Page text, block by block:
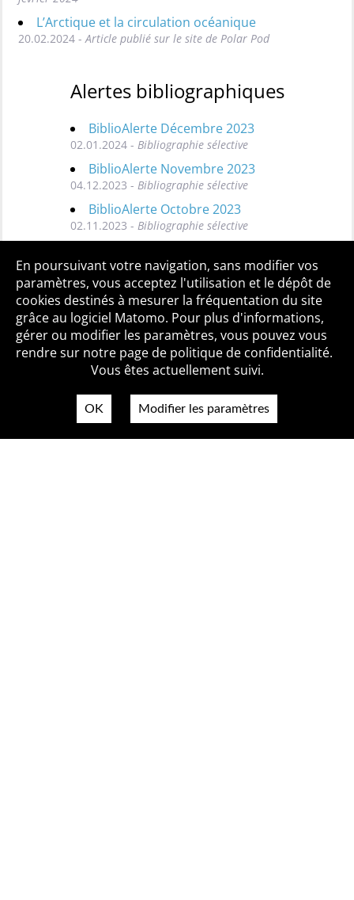
L’Arctique et la circulation océanique
20.02.2024 - Article publié sur le site de Polar Pod
Alertes bibliographiques
BiblioAlerte Décembre 2023
02.01.2024 - Bibliographie sélective
BiblioAlerte Novembre 2023
04.12.2023 - Bibliographie sélective
BiblioAlerte Octobre 2023
02.11.2023 - Bibliographie sélective
Toutes les BiblioAlertes
Qui sommes-nous ? Mentions légales
Accessibilité
Politique de confidentialité
Contact
En poursuivant votre navigation, sans modifier vos
paramètres, vous acceptez l'utilisation et le dépôt de
cookies destinés à mesurer la fréquentation du site
grâce au logiciel Matomo. Pour plus d'informations,
gérer ou modifier les paramètres, vous pouvez vous
rendre sur notre page de politique de confidentialité.
Vous êtes actuellement suivi.
OK Modifier les paramètres